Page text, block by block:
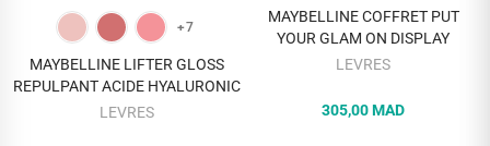
+7
MAYBELLINE LIFTER GLOSS
REPULPANT ACIDE HYALURONIC
LEVRES
MAYBELLINE COFFRET PUT
YOUR GLAM ON DISPLAY
LEVRES
305,00 MAD